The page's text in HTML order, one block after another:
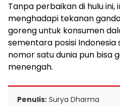
Tanpa perbaikan di hulu ini,
menghadapi tekanan
goreng untuk konsumen
sementara posisi
nomor satu dunia pun bisa
menengah.
Penulis: Surya Dharma